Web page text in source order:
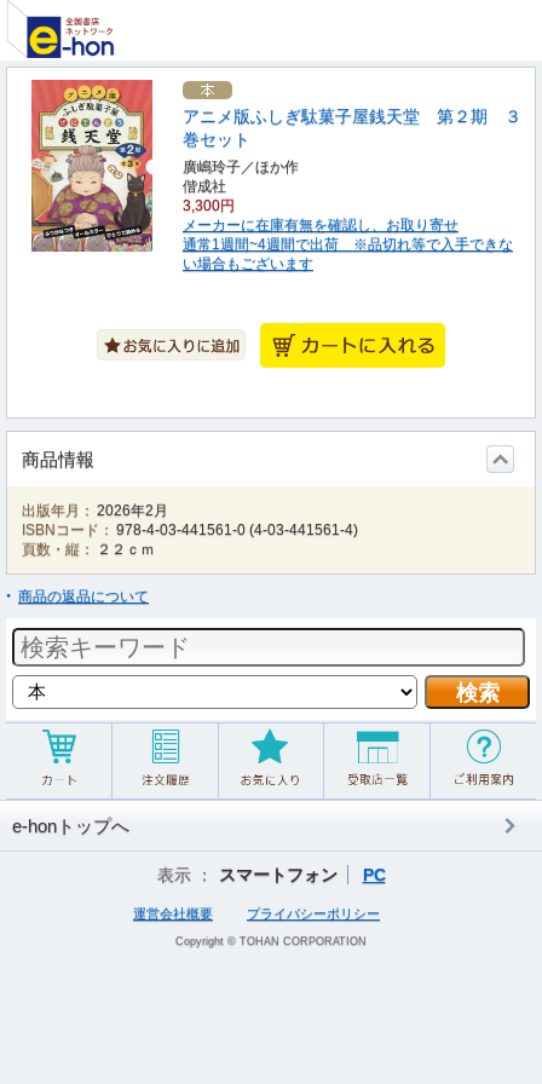
アニメ版ふしぎ駄菓子屋銭天堂 第２期 ３
巻セット
廣嶋玲子／ほか作
偕成社
3,300円
メーカーに在庫有無を確認し、お取り寄せ
通常1週間~4週間で出荷 ※品切れ等で入手できな
い場合もございます
商品情報
出版年月： 2026年2月
ISBNコード： 978-4-03-441561-0 (4-03-441561-4)
頁数・縦：
２２ｃｍ
商品の返品について
e-honトップへ
表示 ： スマートフォン PC
運営会社概要 プライバシーポリシー
Copyright © TOHAN CORPORATION